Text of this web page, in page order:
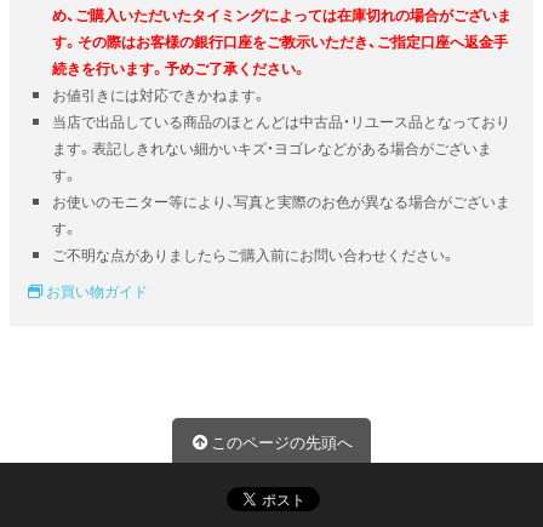
め、ご購入いただいたタイミングによっては在庫切れの場合がございま
す。その際はお客様の銀行口座をご教示いただき、ご指定口座へ返金手
続きを行います。予めご了承ください。
お値引きには対応できかねます。
当店で出品している商品のほとんどは中古品・リユース品となっており
ます。表記しきれない細かいキズ・ヨゴレなどがある場合がございま
す。
お使いのモニター等により、写真と実際のお色が異なる場合がございま
す。
ご不明な点がありましたらご購入前にお問い合わせください。
お買い物ガイド
このページの先頭へ